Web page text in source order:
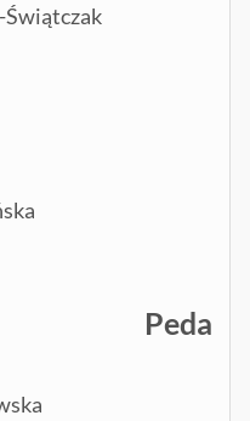
Świątczak